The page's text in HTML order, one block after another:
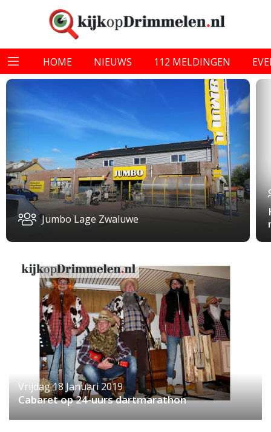
HOME NIEUWS 112 MELDINGEN
Jumbo Lage Zwaluwe
Vrijdag 18 Januari 2019
Cabaret op 24-uurs dartmarathon